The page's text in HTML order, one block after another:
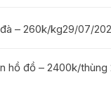
– 260k/kg29/07/
hồ đồ – 2400k/thùng